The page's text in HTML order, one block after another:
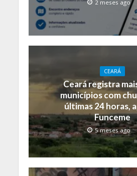
2 meses ago
CEARÁ
Ceará registra
municípios com
últimas 24 horas,
Funceme
5 meses ago